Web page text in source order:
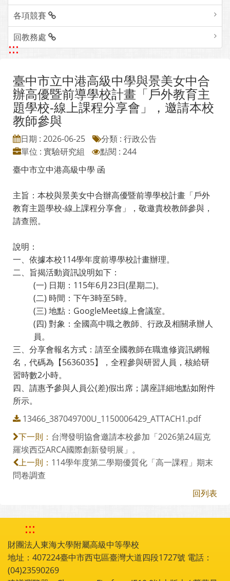
各項競賽
回教務處
:::
臺中市立中港高級中學與景美女中合
辦高優暨前導學校計畫「戶外教育主
題學校-線上課程分享會」，邀請本校
教師參與
日期 : 2026-06-25
分類 : 行政公告
單位 : 實驗研究組
點閱 : 244
臺中市立中港高級中學 函
主旨：本校與景美女中合辦高優暨前導學校計畫「戶外
教育主題學校-線上課程分享會」，敬邀貴校教師參與，
請查照。
說明：
一、依據本校114學年度前導學校計畫辦理。
二、旨揭活動資訊說明如下：
(一) 日期：115年6月23日(星期二)。
(二) 時間：下午3時至5時。
(三) 地點：GoogleMeet線上會議室。
(四) 對象：全國高中職之教師、行政及相關承辦人
員。
三、分享會報名方式：請至全國教師在職進修資訊網報
名，代碼為【5636035】，全程參與研習人員，核給研
習時數2小時。
四、請惠予參與人員公(差)假出席；講座詳細地點如附件
所示。
13466_387049700U_1150006429_ATTACH1.pdf
下一則： 台灣發明協會邀請本校參加「2026第24屆克
羅埃西亞ARCA國際創新發明展」。
上一則： 114學年度第二學期優質化「高一課程」期末
問卷調查
回列表
:::
財團法人東海大學附屬高級中等學校
地址：407224臺中市西屯區臺灣大道四段1727號 電話：
(04)23590269